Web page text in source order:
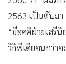
2563 เป็นต้นมา
“มีอคติฝ่ายเสรี
วิกิพีเดียจนกว่า